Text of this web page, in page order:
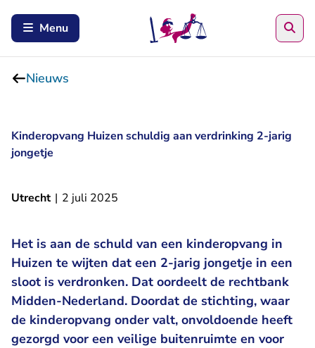
Menu
Nieuws
Kinderopvang Huizen schuldig aan verdrinking 2-jarig
jongetje
Utrecht | 2 juli 2025
Het is aan de schuld van een kinderopvang in
Huizen te wijten dat een 2-jarig jongetje in een
sloot is verdronken. Dat oordeelt de rechtbank
Midden-Nederland. Doordat de stichting, waar
de kinderopvang onder valt, onvoldoende heeft
gezorgd voor een veilige buitenruimte en voor